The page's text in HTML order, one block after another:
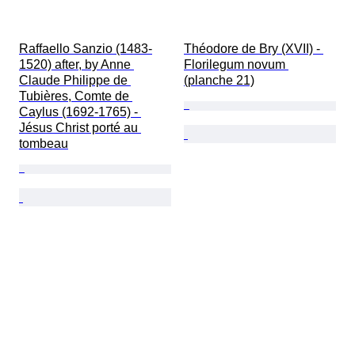
Raffaello Sanzio (1483-
1520) after, by Anne
Claude Philippe de
Tubières, Comte de
Caylus (1692-1765) -
Jésus Christ porté au
tombeau
Théodore de Bry (XVII) -
Florilegum novum
(planche 21)